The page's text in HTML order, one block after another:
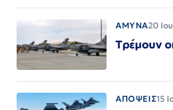
ΑΜΥΝΑ20
Τρέμουν
ΑΠΟΨΕΙΣ15